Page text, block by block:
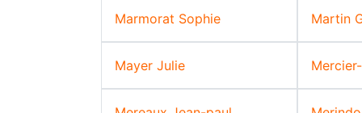
Marmorat Sophie Martin
Mayer Julie